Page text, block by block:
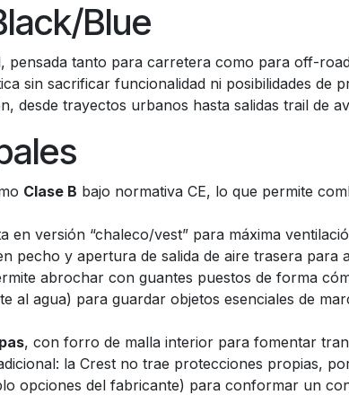
Blue
pensada tanto para carretera como para off-
sin sacrificar funcionalidad ni posibilidades de
desde trayectos urbanos hasta salidas trail de
Clase B bajo normativa CE, lo que permite
en versión “chaleco/vest” para máxima
pecho y apertura de salida de aire trasera
abrochar con guantes puestos de forma
al agua) para guardar objetos esenciales de
, con forro de malla interior para fomentar
la Crest no trae protecciones propias,
opciones del fabricante) para conformar un